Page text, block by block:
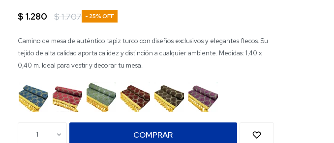
$ 1.280 $1.707 25
Camino de mesa de auténtico tapiz turco con diseños exclusivos y elegantes flecos. Su
tejido de alta calidad aporta calidez y distinción a cualquier ambiente. Medidas: 1,40 x
0,40 m. Ideal para vestir y decorar tu mesa.
1 COMPRAR